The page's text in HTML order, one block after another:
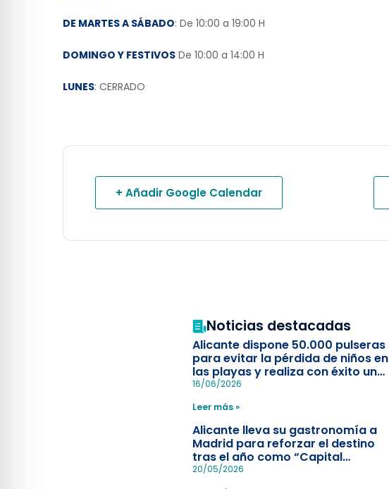
DE MARTES A SÁBADO: De 10:00 a 19:00 H
DOMINGO Y FESTIVOS De 10:00 a 14:00 H
LUNES: CERRADO
+ Añadir Google Calendar
Noticias destacadas
Alicante dispone 50.000 pulseras
para evitar la pérdida de niños en
las playas y realiza con éxito un
simulacro de socorrismo
16/06/2026
Leer más »
Alicante lleva su gastronomía a
Madrid para reforzar el destino
tras el año como “Capital
Española”
20/05/2026